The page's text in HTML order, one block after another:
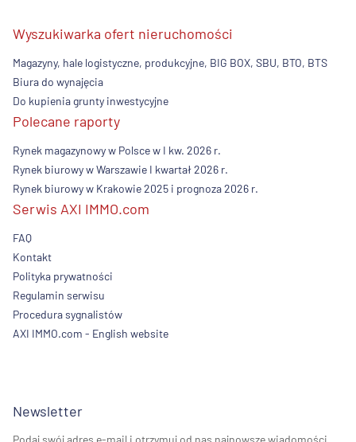
Wyszukiwarka ofert nieruchomości
Magazyny, hale logistyczne, produkcyjne, BIG BOX, SBU, BTO, BTS
Biura do wynajęcia
Do kupienia grunty inwestycyjne
Polecane raporty
Rynek magazynowy w Polsce w I kw. 2026 r.
Rynek biurowy w Warszawie I kwartał 2026 r.
Rynek biurowy w Krakowie 2025 i prognoza 2026 r.
Serwis AXI IMMO.com
FAQ
Kontakt
Polityka prywatności
Regulamin serwisu
Procedura sygnalistów
AXI IMMO.com - English website
Newsletter